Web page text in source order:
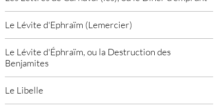
Le Lévite d'Ephraïm (Lemercier)
Le Lévite d'Éphraïm, ou la Destruction des
Benjamites
Le Libelle